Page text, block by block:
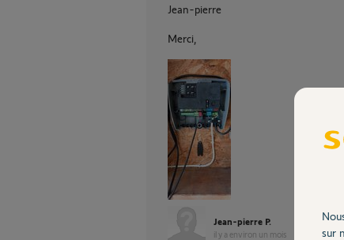
Jean-pierre
Merci,
Jean-pierre P.
il y a environ un mois
sur